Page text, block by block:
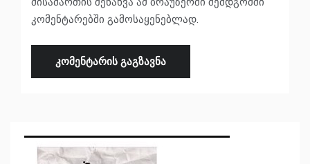
კომენტარებში გამოსაყენებლად.